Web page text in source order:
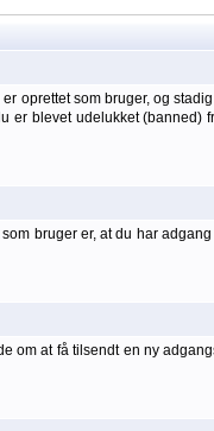
oprettet som bruger, og
blevet udelukket (banned)
bruger er, at du har
at få tilsendt en ny